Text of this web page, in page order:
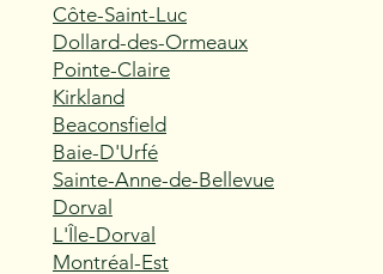
Côte-Saint-Luc
Dollard-des-Ormeaux
Pointe-Claire
Kirkland
Beaconsfield
Baie-D'Urfé
Sainte-Anne-de-Bellevue
Dorval
L'Île-Dorval
Montréal-Est